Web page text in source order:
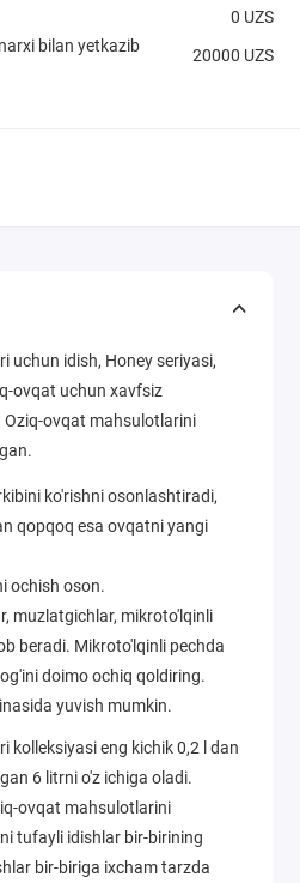
0 UZS
bilan yetkazib
20000 UZS
uchun idish, Honey seriyasi,
ovqat uchun xavfsiz
ovqat mahsulotlarini
ko'rishni osonlashtiradi,
qopqoq esa ovqatni yangi
ochish oson.
muzlatgichlar, mikroto'lqinli
beradi. Mikroto'lqinli pechda
doimo ochiq qoldiring.
yuvish mumkin.
kolleksiyasi eng kichik 0,2 l dan
6 litrni o'z ichiga oladi.
ovqat mahsulotlarini
tufayli idishlar bir-birining
bir-biriga ixcham tarzda